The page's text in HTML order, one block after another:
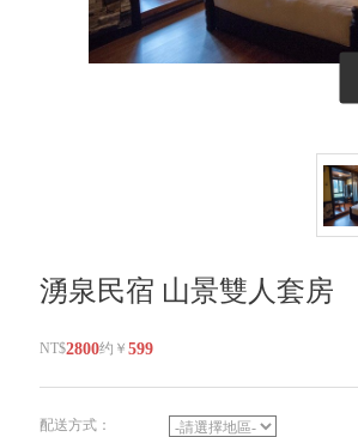
湧泉民宿 山景雙人套房
NT$2800约￥ 599
配送方式：